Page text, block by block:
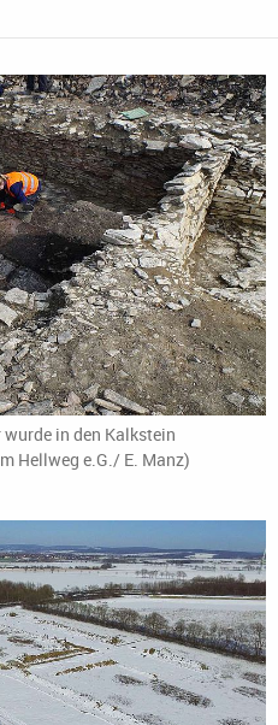
in den Kalkstein
Hellweg e.G./ E. Manz)